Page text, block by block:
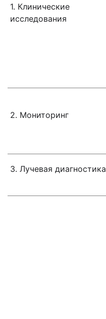
1. Клинические
исследования
2. Мониторинг
3. Лучевая диагностика